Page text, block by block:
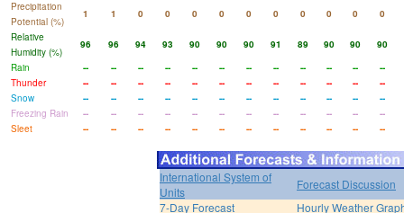
Precipitation
Potential (%)
1 1 0 0 0 0 0 0 0 0 0
0
Relative
Humidity (%)
96 96 94 93 90 90 90 91 89 90 90
90
Rain
-- -- -- -- -- -- -- -- -- -- --
--
Thunder
-- -- -- -- -- -- -- -- -- -- --
--
Snow
-- -- -- -- -- -- -- -- -- -- --
--
Freezing Rain
-- -- -- -- -- -- -- -- -- -- --
--
Sleet
-- -- -- -- -- -- -- -- -- -- -- --
International System of
Units
Forecast Discussion
7-Day Forecast
Hourly Weather